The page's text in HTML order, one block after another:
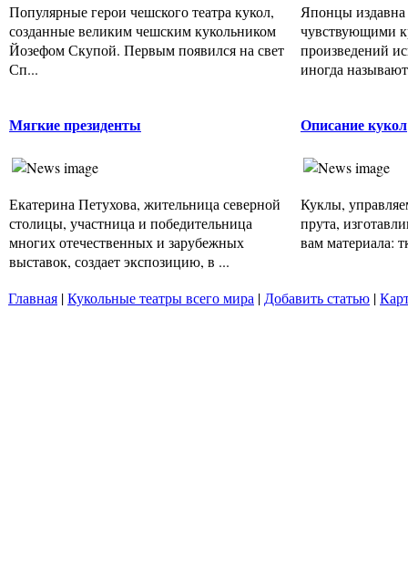
Популярные герои чешского театра кукол,
созданные великим чешским кукольником
Йозефом Скупой. Первым появился на свет
Сп...
Японцы
чувствующими
произведений
иногда
Мягкие президенты
Екатерина Петухова, жительница северной
столицы, участница и победительница
многих отечественных и зарубежных
выставок, создает экспозицию, в ...
Описание кукол
Куклы,
прута,
вам материала:
Главная |Кукольные театры всего мира | Добавить статью |